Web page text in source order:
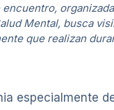
encuentro,
Mental, busca
que realizan
especialmente